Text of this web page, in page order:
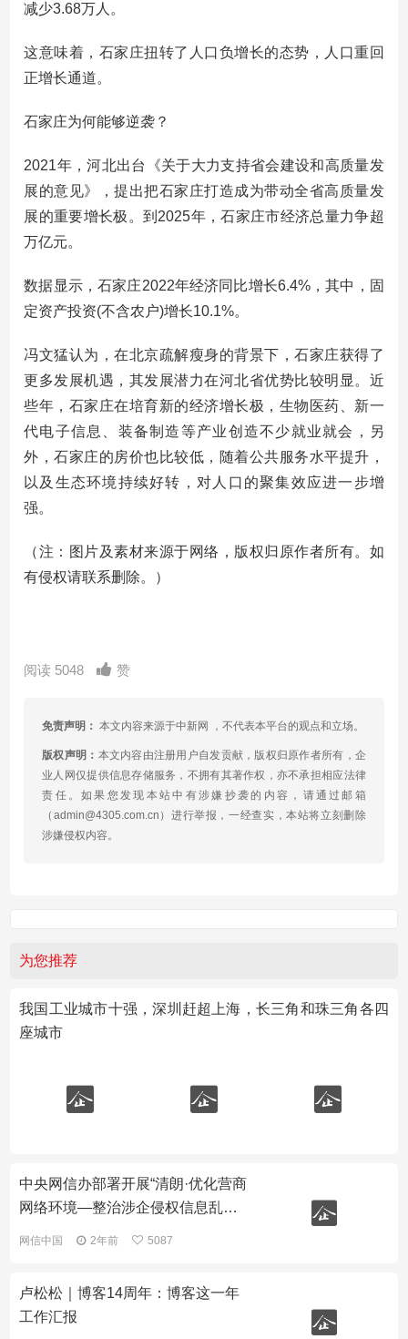
减少3.68万人。
这意味着，石家庄扭转了人口负增长的态势，人口重回
正增长通道。
石家庄为何能够逆袭？
2021年，河北出台《关于大力支持省会建设和高质量发
展的意见》，提出把石家庄打造成为带动全省高质量发
展的重要增长极。到2025年，石家庄市经济总量力争超
万亿元。
数据显示，石家庄2022年经济同比增长6.4%，其中，固
定资产投资(不含农户)增长10.1%。
冯文猛认为，在北京疏解瘦身的背景下，石家庄获得了
更多发展机遇，其发展潜力在河北省优势比较明显。近
些年，石家庄在培育新的经济增长极，生物医药、新一
代电子信息、装备制造等产业创造不少就业就会，另
外，石家庄的房价也比较低，随着公共服务水平提升，
以及生态环境持续好转，对人口的聚集效应进一步增
强。
（注：图片及素材来源于网络，版权归原作者所有。如
有侵权请联系删除。）
阅读 5048 赞
免责声明： 本文内容来源于中新网 ，不代表本平台的观点和立场。
版权声明： 本文内容由注册用户自发贡献，版权归原作者所有，企
业人网仅提供信息存储服务，不拥有其著作权，亦不承担相应法律
责任。如果您发现本站中有涉嫌抄袭的内容，请通过邮箱
（admin@4305.com.cn）进行举报，一经查实，本站将立刻删除
涉嫌侵权内容。
为您推荐
我国工业城市十强，深圳赶超上海，长三角和珠三角各四
座城市
中央网信办部署开展“清朗·优化营商
网络环境—整治涉企侵权信息乱
网信中国 2年前 5087
卢松松｜博客14周年：博客这一年
工作汇报